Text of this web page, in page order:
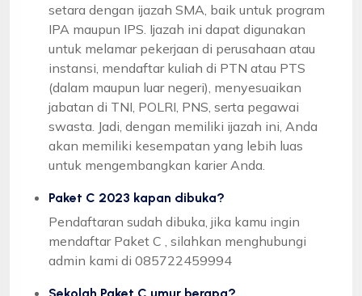
setara dengan ijazah SMA, baik untuk program
IPA maupun IPS. Ijazah ini dapat digunakan
untuk melamar pekerjaan di perusahaan atau
instansi, mendaftar kuliah di PTN atau PTS
(dalam maupun luar negeri), menyesuaikan
jabatan di TNI, POLRI, PNS, serta pegawai
swasta. Jadi, dengan memiliki ijazah ini, Anda
akan memiliki kesempatan yang lebih luas
untuk mengembangkan karier Anda.
Paket C 2023 kapan dibuka?
Pendaftaran sudah dibuka, jika kamu ingin
mendaftar Paket C , silahkan menghubungi
admin kami di 085722459994
Sekolah Paket C umur berapa?